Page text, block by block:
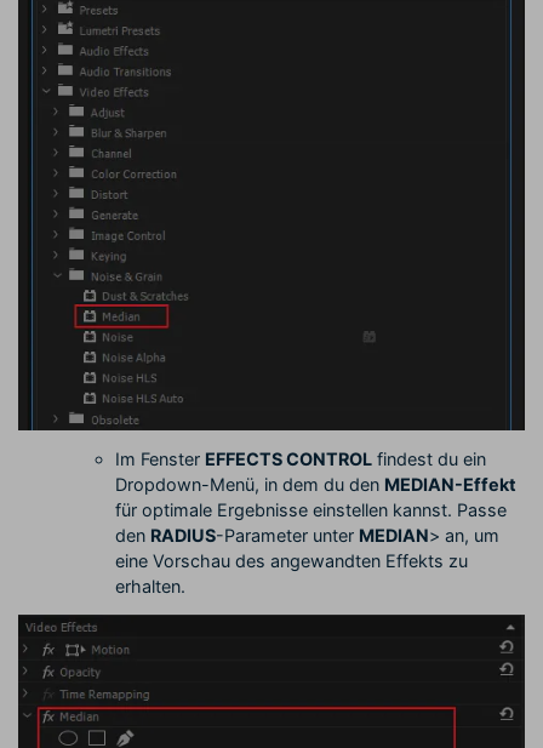
Im Fenster EFFECTS CONTROL findest du ein
Dropdown-Menü, in dem du den MEDIAN-Effekt
für optimale Ergebnisse einstellen kannst. Passe
den RADIUS-Parameter unter MEDIAN> an, um
eine Vorschau des angewandten Effekts zu
erhalten.